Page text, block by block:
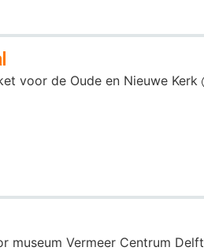
voor de Oude en Nieuwe Kerk
museum Vermeer Centrum Delft